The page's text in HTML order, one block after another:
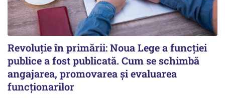
Revoluție în primării: Noua Lege a funcției
publice a fost publicată. Cum se schimbă
angajarea, promovarea și evaluarea
funcționarilor